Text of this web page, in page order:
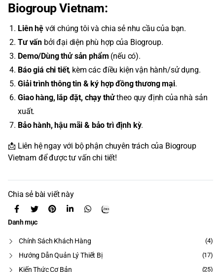
Biogroup Vietnam:
Liên hệvới chúng tôi và chia sẻ nhu cầu của bạn.
Tư vấn bởi đại diện phù hợp của Biogroup.
Demo/Dùng thử sản phẩm (nếu có).
Báo giá chi tiết, kèm các điều kiện vận hành/sử dụng.
Giải trình thông tin & ký hợp đồng thương mại.
Giao hàng, lắp đặt, chạy thửtheo quy định của nhà sản
xuất.
Bảo hành, hậu mãi & bảo trì định kỳ.
📩 Liên hệ ngay với bộ phận chuyên trách của Biogroup
Vietnam để được tư vấn chi tiết!
Chia sẻ bài viết này
Danh mục
Chính Sách Khách Hàng (4)
Hướng Dẫn Quản Lý Thiết Bị (17)
Kiến Thức Cơ Bản (25)